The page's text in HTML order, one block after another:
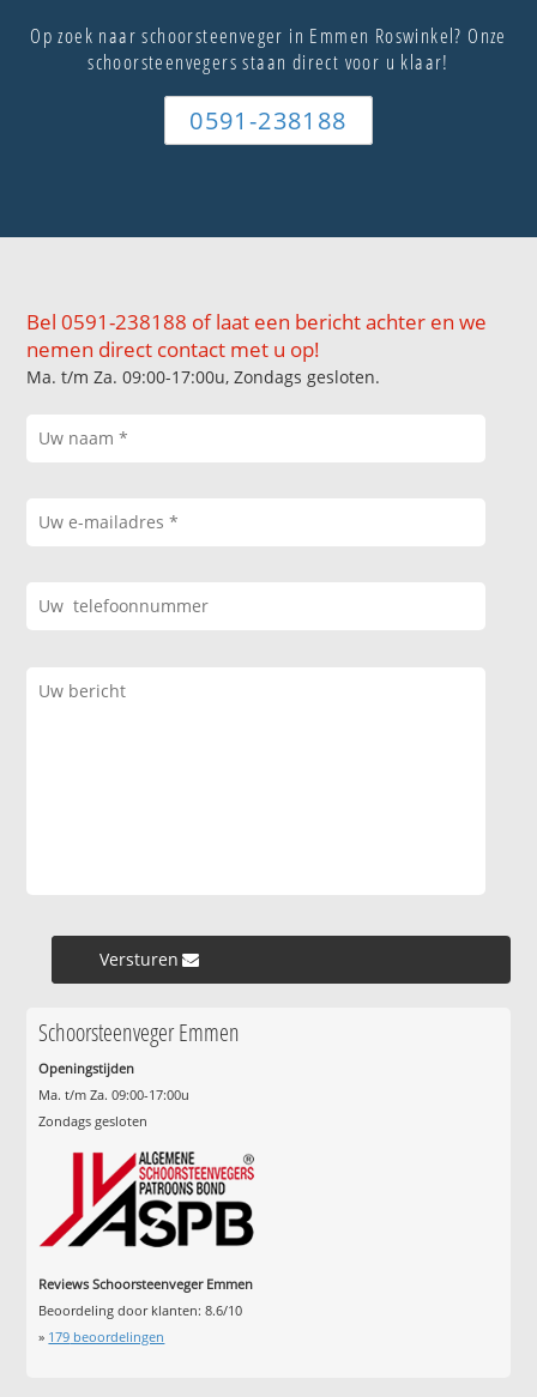
Op zoek naar schoorsteenveger in Emmen Roswinkel? Onze
schoorsteenvegers staan direct voor u klaar!
0591-238188
Bel 0591-238188 of laat een bericht achter en we
nemen direct contact met u op!
Ma. t/m Za. 09:00-17:00u, Zondags gesloten.
Versturen »
Schoorsteenveger Emmen
Openingstijden
Ma. t/m Za. 09:00-17:00u
Zondags gesloten
Reviews Schoorsteenveger Emmen
Beoordeling door klanten:8.6/10
» 179 beoordelingen